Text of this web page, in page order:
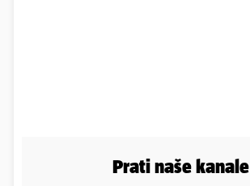
Prati naše kanale